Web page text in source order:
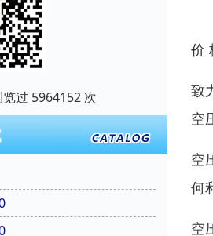
过 5964152 次
价
致
空
空
何
空